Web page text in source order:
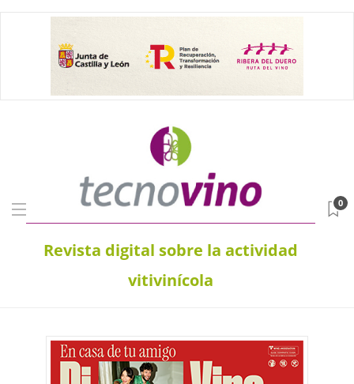
Revista digital sobre la actividad
vitivinícola
0